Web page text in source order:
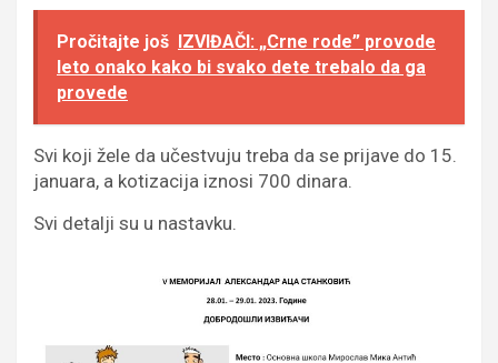
Pročitajte još IZVIĐAČI: „Crne rode” provode
leto onako kako bi svako dete trebalo da ga
provede
Svi koji žele da učestvuju treba da se prijave do 15.
januara, a kotizacija iznosi 700 dinara.
Svi detalji su u nastavku.